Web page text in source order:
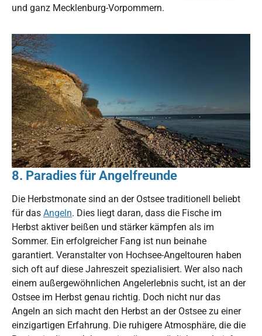
und ganz Mecklenburg-Vorpommern.
8. Paradies für Angelfreunde
Die Herbstmonate sind an der Ostsee traditionell beliebt
für das Angeln. Dies liegt daran, dass die Fische im
Herbst aktiver beißen und stärker kämpfen als im
Sommer. Ein erfolgreicher Fang ist nun beinahe
garantiert. Veranstalter von Hochsee-Angeltouren haben
sich oft auf diese Jahreszeit spezialisiert. Wer also nach
einem außergewöhnlichen Angelerlebnis sucht, ist an der
Ostsee im Herbst genau richtig. Doch nicht nur das
Angeln an sich macht den Herbst an der Ostsee zu einer
einzigartigen Erfahrung. Die ruhigere Atmosphäre, die die